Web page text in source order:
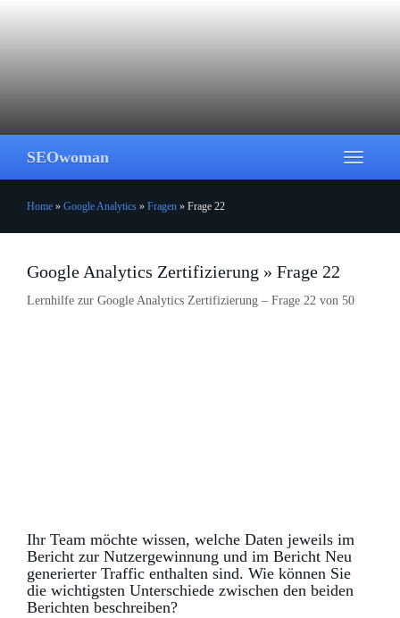
Toggle
SEOwoman
Home » Google Analytics » Fragen » Frage 22
Google Analytics Zertifizierung » Frage 22
Lernhilfe zur Google Analytics Zertifizierung – Frage 22 von 50
Ihr Team möchte wissen, welche Daten jeweils im
Bericht zur Nutzergewinnung und im Bericht Neu
generierter Traffic enthalten sind. Wie können Sie
die wichtigsten Unterschiede zwischen den beiden
Berichten beschreiben?